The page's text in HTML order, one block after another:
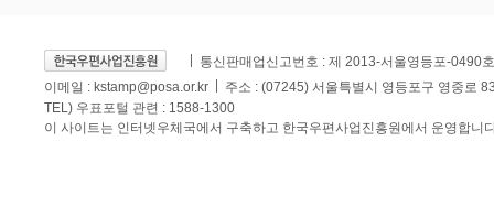
통신판매업신고번호 : 제 2013-서울영등포-0490호
이메일 : kstamp@posa.or.kr
주소 : (07245) 서울특별시 영등포구 영중로
TEL) 우표포털 관련 : 1588-1300
이 사이트는 인터넷우체국에서 구축하고 한국우편사업진흥원에서 운영합니